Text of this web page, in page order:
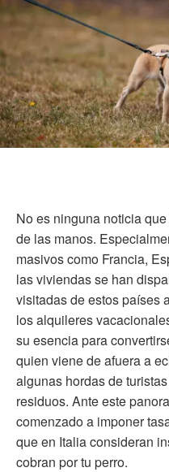
No es ninguna noticia
de las manos.
masivos como Francia,
las viviendas se han
visitadas de estos países
los alquileres
su esencia para
quien viene de afuera a
algunas hordas de
residuos. Ante este
comenzado a imponer
que en Italia consideran
cobran por tu perro.